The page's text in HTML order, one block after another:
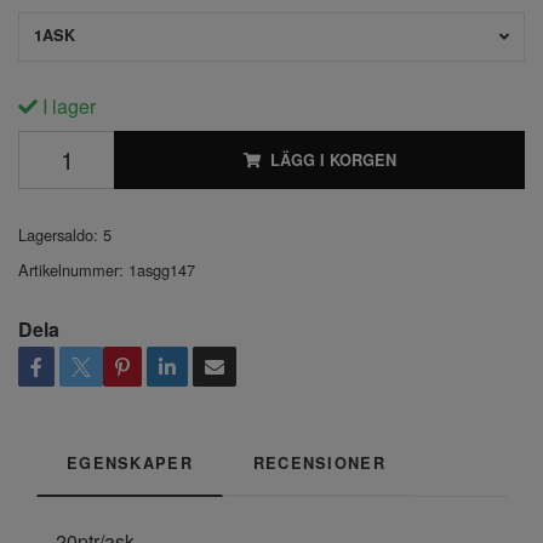
1ASK
I lager
LÄGG I KORGEN
Lagersaldo: 5
Artikelnummer: 1asgg147
Dela
EGENSKAPER RECENSIONER